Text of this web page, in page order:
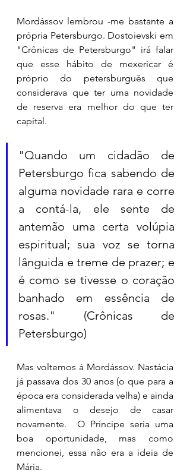
Mordássov lembrou -me bastante a
própria Petersburgo. Dostoievski em
"Crônicas de Petersburgo" irá falar
que esse hábito de mexericar é
próprio do petersburguês que
considerava que ter uma novidade
de reserva era melhor do que ter
capital.
"Quando um cidadão de
Petersburgo fica sabendo de
alguma novidade rara e corre
a contá-la, ele sente de
antemão uma certa volúpia
espiritual; sua voz se torna
lânguida e treme de prazer; e
é como se tivesse o coração
banhado em essência de
rosas." (Crônicas de
Petersburgo)
Mas voltemos à Mordássov. Nastácia
já passava dos 30 anos (o que para a
época era considerada velha) e ainda
alimentava o desejo de casar
novamente.  O Príncipe seria uma
boa oportunidade, mas como
mencionei, essa não era a ideia de
Mária.